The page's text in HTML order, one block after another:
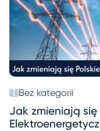
Bez kategorii
Jak zmieniają się